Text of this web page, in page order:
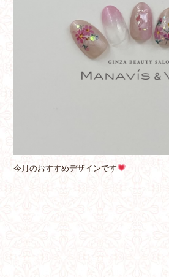
今月のおすすめデザインです